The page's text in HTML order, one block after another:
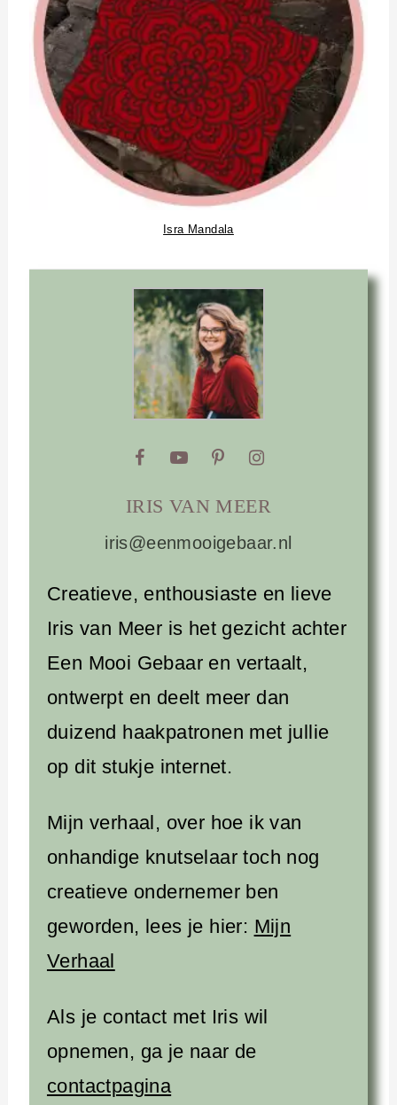
Isra Mandala
IRIS VAN MEER
iris@eenmooigebaar.nl
Creatieve, enthousiaste en lieve
Iris van Meer is het gezicht achter
Een Mooi Gebaar en vertaalt,
ontwerpt en deelt meer dan
duizend haakpatronen met jullie
op dit stukje internet.
Mijn verhaal, over hoe ik van
onhandige knutselaar toch nog
creatieve ondernemer ben
geworden, lees je hier: Mijn
Verhaal
Als je contact met Iris wil
opnemen, ga je naar de
contactpagina